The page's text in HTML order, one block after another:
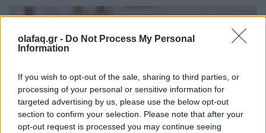
olafaq.gr - Do Not Process My Personal
Information
If you wish to opt-out of the sale, sharing to third parties, or
processing of your personal or sensitive information for
targeted advertising by us, please use the below opt-out
section to confirm your selection. Please note that after your
opt-out request is processed you may continue seeing